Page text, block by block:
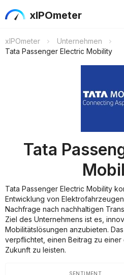
xIPOmeter
xIPOmeter
Unternehmen
Tata Passenger Electric Mobility
Tata
Tata Passenger Electric Mobility
Entwicklung von
Nachfrage nach nachhaltigen
Ziel des Unternehmens ist es,
Mobilitätslösungen anzubieten.
verpflichtet, einen Beitrag zu
Zukunft zu leisten.
SENTIMENT